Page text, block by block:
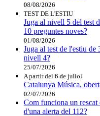
08/08/2026
TEST DE L'ESTIU
Juga al nivell 5 del test
10 preguntes noves?
01/08/2026
Juga al test de l'estiu de
nivell 4?
25/07/2026
A partir del 6 de juliol
Catalunya Música,
02/07/2026
Com funciona un rescat
d'una alerta del 112?